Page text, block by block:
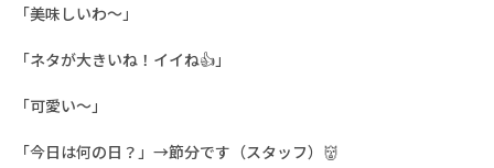
「美味しいわ～」
「ネタが大きいね！イイね👍」
「可愛い～」
「今日は何の日？」→節分です（スタッフ）👹